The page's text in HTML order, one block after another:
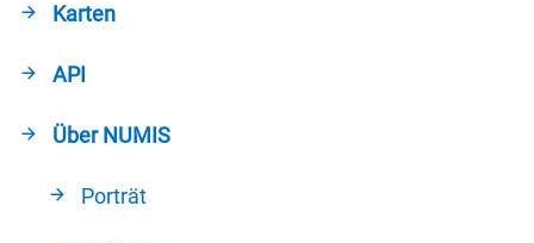
Karten
API
Über NUMIS
Porträt